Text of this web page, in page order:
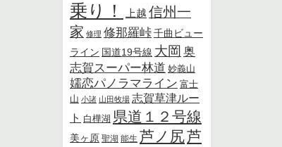
乗り！
上越 信州一
家 修理 修那羅峠 千曲ビュー
ライン 国道19号線 大岡 奥
志賀スーパー林道 妙義山
嬬恋パノラマライン 富士
山 小諸 山田牧場 志賀草津ルー
ト 白樺湖 県道１２号線
美ヶ原 聖湖 能生 芦ノ尻芦